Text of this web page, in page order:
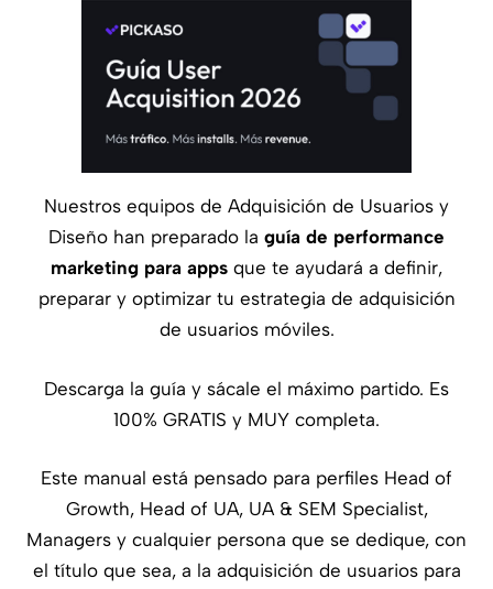
Nuestros equipos de Adquisición de Usuarios y
Diseño han preparado la guía de performance
marketing para apps que te ayudará a definir,
preparar y optimizar tu estrategia de adquisición
de usuarios móviles.
Descarga la guía y sácale el máximo partido. Es
100% GRATIS y MUY completa.
Este manual está pensado para perfiles Head of
Growth, Head of UA, UA & SEM Specialist,
Managers y cualquier persona que se dedique, con
el título que sea, a la adquisición de usuarios para